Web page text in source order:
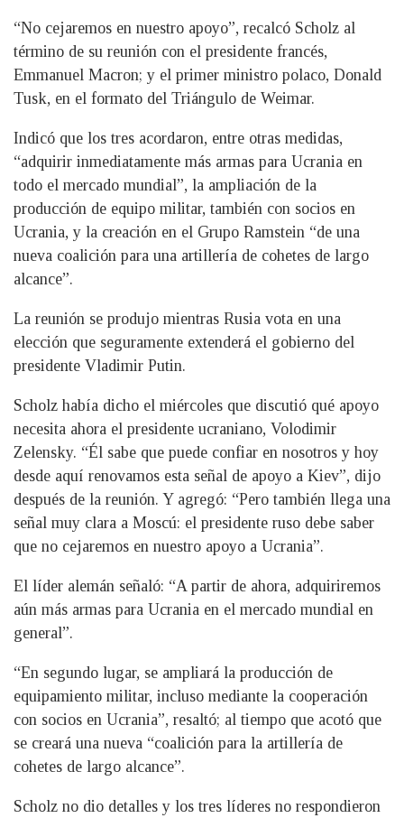
“No cejaremos en nuestro apoyo”, recalcó Scholz al
término de su reunión con el presidente francés,
Emmanuel Macron; y el primer ministro polaco, Donald
Tusk, en el formato del Triángulo de Weimar.
Indicó que los tres acordaron, entre otras medidas,
“adquirir inmediatamente más armas para Ucrania en
todo el mercado mundial”, la ampliación de la
producción de equipo militar, también con socios en
Ucrania, y la creación en el Grupo Ramstein “de una
nueva coalición para una artillería de cohetes de largo
alcance”.
La reunión se produjo mientras Rusia vota en una
elección que seguramente extenderá el gobierno del
presidente Vladimir Putin.
Scholz había dicho el miércoles que discutió qué apoyo
necesita ahora el presidente ucraniano, Volodimir
Zelensky. “Él sabe que puede confiar en nosotros y hoy
desde aquí renovamos esta señal de apoyo a Kiev”, dijo
después de la reunión. Y agregó: “Pero también llega una
señal muy clara a Moscú: el presidente ruso debe saber
que no cejaremos en nuestro apoyo a Ucrania”.
El líder alemán señaló: “A partir de ahora, adquiriremos
aún más armas para Ucrania en el mercado mundial en
general”.
“En segundo lugar, se ampliará la producción de
equipamiento militar, incluso mediante la cooperación
con socios en Ucrania”, resaltó; al tiempo que acotó que
se creará una nueva “coalición para la artillería de
cohetes de largo alcance”.
Scholz no dio detalles y los tres líderes no respondieron